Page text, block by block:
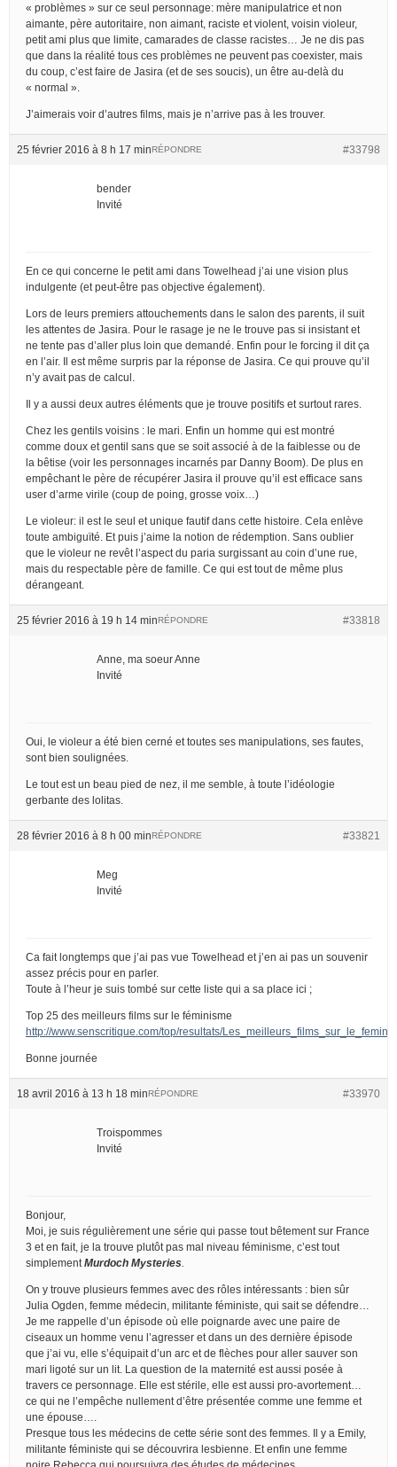
« problèmes » sur ce seul personnage: mère manipulatrice et non
aimante, père autoritaire, non aimant, raciste et violent, voisin violeur,
petit ami plus que limite, camarades de classe racistes… Je ne dis pas
que dans la réalité tous ces problèmes ne peuvent pas coexister, mais
du coup, c’est faire de Jasira (et de ses soucis), un être au-delà du
« normal ».
J’aimerais voir d’autres films, mais je n’arrive pas à les trouver.
25 février 2016 à 8 h 17 min #33798
RÉPONDRE
bender
Invité
En ce qui concerne le petit ami dans Towelhead j’ai une vision plus
indulgente (et peut-être pas objective également).
Lors de leurs premiers attouchements dans le salon des parents, il suit
les attentes de Jasira. Pour le rasage je ne le trouve pas si insistant et
ne tente pas d’aller plus loin que demandé. Enfin pour le forcing il dit ça
en l’air. Il est même surpris par la réponse de Jasira. Ce qui prouve qu’il
n’y avait pas de calcul.
Il y a aussi deux autres éléments que je trouve positifs et surtout rares.
Chez les gentils voisins : le mari. Enfin un homme qui est montré
comme doux et gentil sans que se soit associé à de la faiblesse ou de
la bêtise (voir les personnages incarnés par Danny Boom). De plus en
empêchant le père de récupérer Jasira il prouve qu’il est efficace sans
user d’arme virile (coup de poing, grosse voix…)
Le violeur: il est le seul et unique fautif dans cette histoire. Cela enlève
toute ambiguïté. Et puis j’aime la notion de rédemption. Sans oublier
que le violeur ne revêt l’aspect du paria surgissant au coin d’une rue,
mais du respectable père de famille. Ce qui est tout de même plus
dérangeant.
25 février 2016 à 19 h 14 min #33818
RÉPONDRE
Anne, ma soeur Anne
Invité
Oui, le violeur a été bien cerné et toutes ses manipulations, ses fautes,
sont bien soulignées.
Le tout est un beau pied de nez, il me semble, à toute l’idéologie
gerbante des lolitas.
28 février 2016 à 8 h 00 min #33821
RÉPONDRE
Meg
Invité
Ca fait longtemps que j’ai pas vue Towelhead et j’en ai pas un souvenir
assez précis pour en parler.
Toute à l’heur je suis tombé sur cette liste qui a sa place ici ;
Top 25 des meilleurs films sur le féminisme
http://www.senscritique.com/top/resultats/
Bonne journée
18 avril 2016 à 13 h 18 min #33970
RÉPONDRE
Troispommes
Invité
Bonjour,
Moi, je suis régulièrement une série qui passe tout bêtement sur France
3 et en fait, je la trouve plutôt pas mal niveau féminisme, c’est tout
simplement Murdoch Mysteries
On y trouve plusieurs femmes avec des rôles intéressants : bien sûr
Julia Ogden, femme médecin, militante féministe, qui sait se défendre…
Je me rappelle d’un épisode où elle poignarde avec une paire de
ciseaux un homme venu l’agresser et dans un des dernière épisode
que j’ai vu, elle s’équipait d’un arc et de flèches pour aller sauver son
mari ligoté sur un lit. La question de la maternité est aussi posée à
travers ce personnage. Elle est stérile, elle est aussi pro-avortement…
ce qui ne l’empêche nullement d’être présentée comme une femme et
une épouse….
Presque tous les médecins de cette série sont des femmes. Il y a Emily,
militante féministe qui se découvrira lesbienne. Et enfin une femme